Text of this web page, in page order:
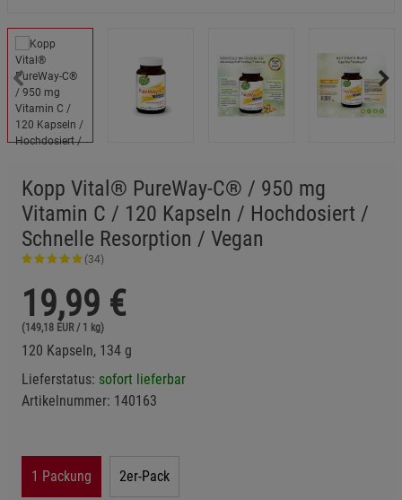
Kopp Vital® PureWay-C® / 950 mg
Vitamin C / 120 Kapseln / Hochdosiert /
Schnelle Resorption / Vegan
(34)
19,99 €
(149,18 EUR / 1 kg)
120 Kapseln, 134 g
Lieferstatus: sofort lieferbar
Artikelnummer: 140163
1 Packung 2er-Pack